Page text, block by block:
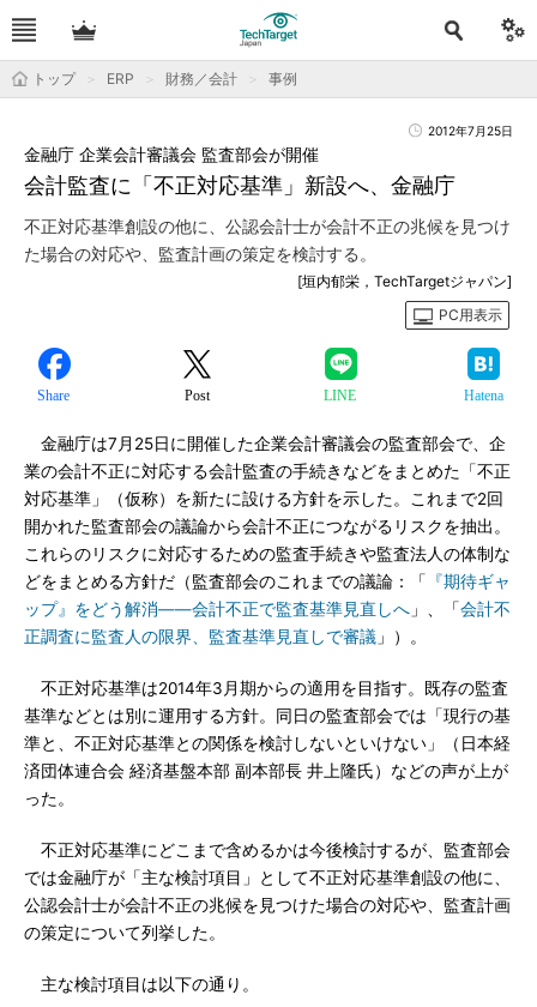
トップ ERP 財務／会計 事例
2012年7月25日
会計監査に「不正対応基準」新設へ、金融庁
金融庁 企業会計審議会 監査部会が開催
不正対応基準創設の他に、公認会計士が会計不正の兆候を見つけ
た場合の対応や、監査計画の策定を検討する。
[垣内郁栄，TechTargetジャパン]
PC用表示
Share Post LINE Hatena
金融庁は7月25日に開催した企業会計審議会の監査部会で、企
業の会計不正に対応する会計監査の手続きなどをまとめた「不正
対応基準」（仮称）を新たに設ける方針を示した。これまで2回
開かれた監査部会の議論から会計不正につながるリスクを抽出。
これらのリスクに対応するための監査手続きや監査法人の体制な
どをまとめる方針だ（監査部会のこれまでの議論：「
『期待ギャ
ップ』をどう解消――会計不正で監査基準見直しへ 」、「会計不
正調査に監査人の限界、監査基準見直しで審議 」）。
不正対応基準は2014年3月期からの適用を目指す。既存の監査
基準などとは別に運用する方針。同日の監査部会では「現行の基
準と、不正対応基準との関係を検討しないといけない」（日本経
済団体連合会 経済基盤本部 副本部長 井上隆氏）などの声が上が
った。
不正対応基準にどこまで含めるかは今後検討するが、監査部会
では金融庁が「主な検討項目」として不正対応基準創設の他に、
公認会計士が会計不正の兆候を見つけた場合の対応や、監査計画
の策定について列挙した。
主な検討項目は以下の通り。